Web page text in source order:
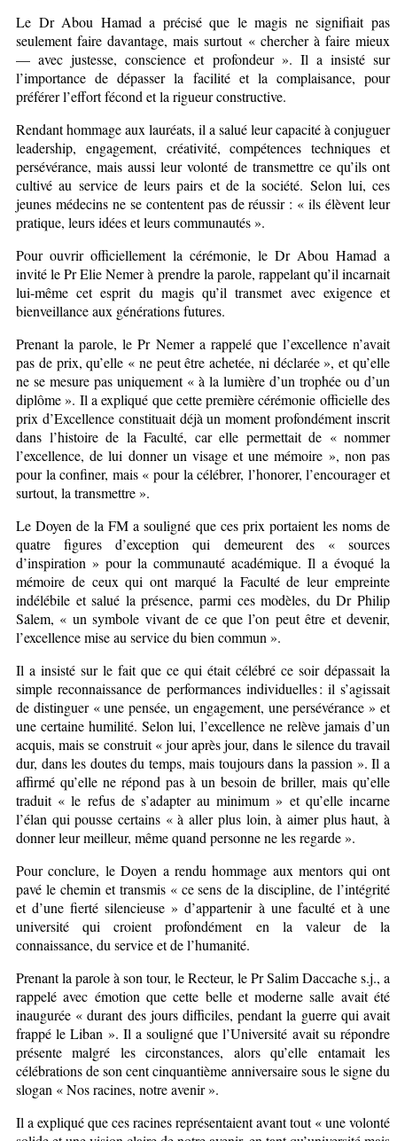
Le Dr Abou Hamad a précisé que le magis ne signifiait pas
seulement faire davantage, mais surtout « chercher à faire mieux
— avec justesse, conscience et profondeur ». Il a insisté sur
l’importance de dépasser la facilité et la complaisance, pour
préférer l’effort fécond et la rigueur constructive.
Rendant hommage aux lauréats, il a salué leur capacité à conjuguer
leadership, engagement, créativité, compétences techniques et
persévérance, mais aussi leur volonté de transmettre ce qu’ils ont
cultivé au service de leurs pairs et de la société. Selon lui, ces
jeunes médecins ne se contentent pas de réussir : « ils élèvent leur
pratique, leurs idées et leurs communautés ».
Pour ouvrir officiellement la cérémonie, le Dr Abou Hamad a
invité le Pr Elie Nemer à prendre la parole, rappelant qu’il incarnait
lui-même cet esprit du magis qu’il transmet avec exigence et
bienveillance aux générations futures.
Prenant la parole, le Pr Nemer a rappelé que l’excellence n’avait
pas de prix, qu’elle « ne peut être achetée, ni déclarée », et qu’elle
ne se mesure pas uniquement « à la lumière d’un trophée ou d’un
diplôme ». Il a expliqué que cette première cérémonie officielle des
prix d’Excellence constituait déjà un moment profondément inscrit
dans l’histoire de la Faculté, car elle permettait de « nommer
l’excellence, de lui donner un visage et une mémoire », non pas
pour la confiner, mais « pour la célébrer, l’honorer, l’encourager et
surtout, la transmettre ».
Le Doyen de la FM a souligné que ces prix portaient les noms de
quatre figures d’exception qui demeurent des « sources
d’inspiration » pour la communauté académique. Il a évoqué la
mémoire de ceux qui ont marqué la Faculté de leur empreinte
indélébile et salué la présence, parmi ces modèles, du Dr Philip
Salem, « un symbole vivant de ce que l’on peut être et devenir,
l’excellence mise au service du bien commun ».
Il a insisté sur le fait que ce qui était célébré ce soir dépassait la
simple reconnaissance de performances individuelles : il s’agissait
de distinguer « une pensée, un engagement, une persévérance » et
une certaine humilité. Selon lui, l’excellence ne relève jamais d’un
acquis, mais se construit « jour après jour, dans le silence du travail
dur, dans les doutes du temps, mais toujours dans la passion ». Il a
affirmé qu’elle ne répond pas à un besoin de briller, mais qu’elle
traduit « le refus de s’adapter au minimum » et qu’elle incarne
l’élan qui pousse certains « à aller plus loin, à aimer plus haut, à
donner leur meilleur, même quand personne ne les regarde ».
Pour conclure, le Doyen a rendu hommage aux mentors qui ont
pavé le chemin et transmis « ce sens de la discipline, de l’intégrité
et d’une fierté silencieuse » d’appartenir à une faculté et à une
université qui croient profondément en la valeur de la
connaissance, du service et de l’humanité.
Prenant la parole à son tour, le Recteur, le Pr Salim Daccache s.j., a
rappelé avec émotion que cette belle et moderne salle avait été
inaugurée « durant des jours difficiles, pendant la guerre qui avait
frappé le Liban ». Il a souligné que l’Université avait su répondre
présente malgré les circonstances, alors qu’elle entamait les
célébrations de son cent cinquantième anniversaire sous le signe du
slogan « Nos racines, notre avenir ».
Il a expliqué que ces racines représentaient avant tout « une volonté